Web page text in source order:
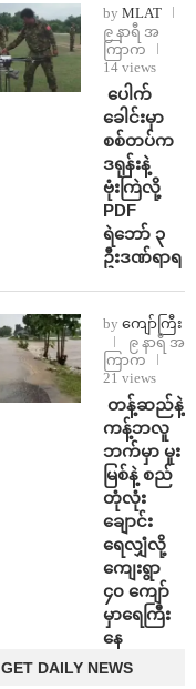
by MLAT
၉ နာရီ အ
ကြာက
14 views
⁩ ⁨ပေါက်
ခေါင်းမှာ
စစ်တပ်က
ဒရုန်းနဲ့
ဗုံးကြဲလို့
PDF
ရဲဘော် ၃
ဦးဒဏ်ရာရ
by ကျော်ကြီး
၉ နာရီ အ
ကြာက
21 views
⁩ ⁨တန့်ဆည်နဲ့
ကန့်ဘလူ
ဘက်မှာ မူး
မြစ်နဲ့ စည်
တုံလုံး
ချောင်း
ရေလျှံလို့
ကျေးရွာ
၄၀ ကျော်
မှာရေကြီး
နေ
GET DAILY NEWS